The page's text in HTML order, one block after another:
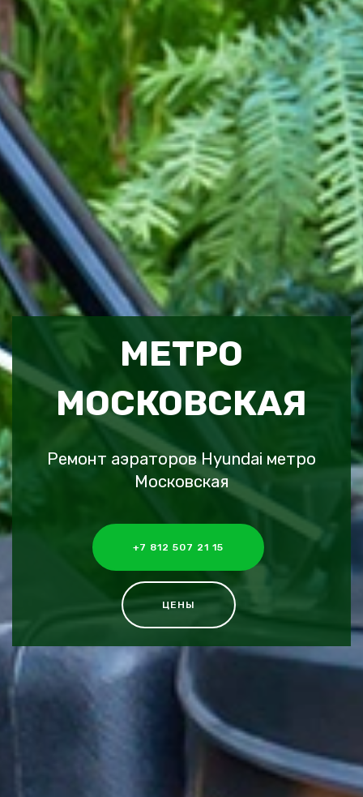
МЕТРО
МОСКОВСКАЯ
Ремонт аэраторов Hyundai метро
Московская
+7 812 507 21 15
ЦЕНЫ